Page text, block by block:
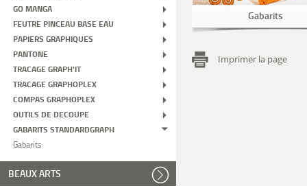
GO MANGA
FEUTRE PINCEAU BASE EAU
PAPIERS GRAPHIQUES
PANTONE
TRACAGE GRAPH'IT
TRACAGE GRAPHOPLEX
COMPAS GRAPHOPLEX
OUTILS DE DECOUPE
GABARITS STANDARDGRAPH
Gabarits
BEAUX ARTS
Gabarits
Imprimer la page